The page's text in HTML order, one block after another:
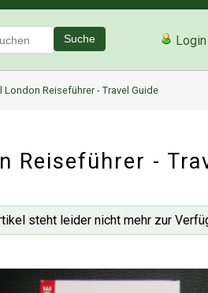
Suche Login
London Reiseführer - Travel Guide
Reiseführer -
steht leider nicht mehr zur